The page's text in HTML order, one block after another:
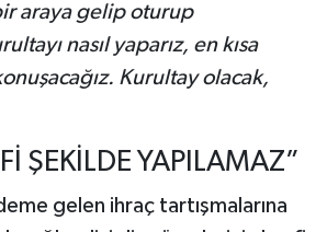
araya gelip oturup
nasıl yaparız, en kısa
Kurultay olacak,
ŞEKİLDE YAPILAMAZ”
gelen ihraç tartışmalarına